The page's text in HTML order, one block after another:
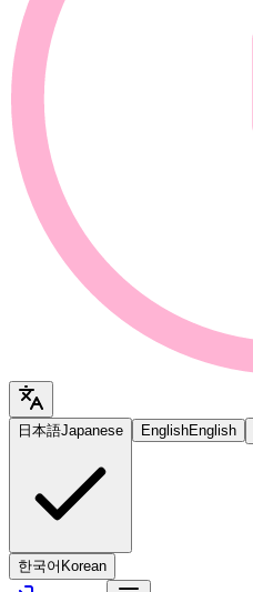
日本語Japanese EnglishEnglish
한국어 Korean